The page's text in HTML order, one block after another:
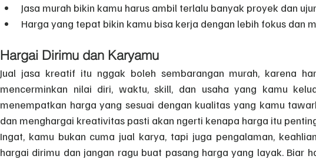
Jasa murah bikin kamu harus ambil terlalu banyak proyek dan
Harga yang tepat bikin kamu bisa kerja dengan lebih fokus dan
Hargai Dirimu dan Karyamu
Jual jasa kreatif itu nggak boleh sembarangan murah, karena
mencerminkan nilai diri, waktu, skill, dan usaha yang kamu
menempatkan harga yang sesuai dengan kualitas yang kamu
dan menghargai kreativitas pasti akan ngerti kenapa harga itu
Ingat, kamu bukan cuma jual karya, tapi juga pengalaman,
hargai dirimu dan jangan ragu buat pasang harga yang layak. Biar